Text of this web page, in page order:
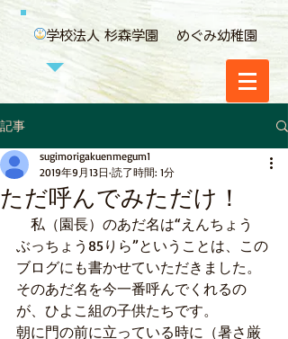
学校法人 杉森学園 めぐみ幼稚園
記事
ただ呼んでみただけ！
sugimorigakuenmegum1
2019年9月13日 読了時間: 1分
私（園長）のあだ名は“えんちょう
ぶっちょう85りら”ということは、この
ブログにも書かせていただきました。
そのあだ名を今一番呼んでくれるの
が、ひよこ組の子供たちです。
朝に門の前に立っている時に（暑さ厳